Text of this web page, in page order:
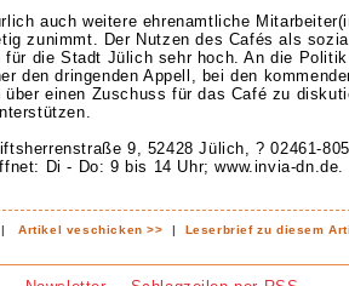
auch weitere ehrenamtliche
zunimmt. Der Nutzen des Cafés als
die Stadt Jülich sehr hoch. An die
den dringenden Appell, bei den
über einen Zuschuss für das Café zu
9, 52428 Jülich, ? 02461-
Di - Do: 9 bis 14 Uhr; www.invia-dn.de.
Artikel veschicken >> | Leserbrief zu diesem